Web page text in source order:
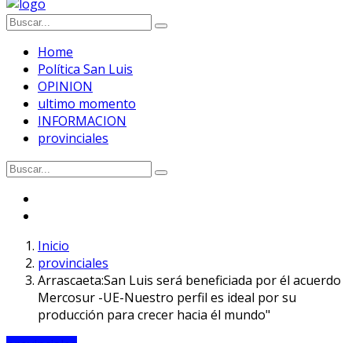
Home
Política San Luis
OPINION
ultimo momento
INFORMACION
provinciales
Inicio
provinciales
Arrascaeta:San Luis será beneficiada por él acuerdo
Mercosur -UE-Nuestro perfil es ideal por su
producción para crecer hacia él mundo"